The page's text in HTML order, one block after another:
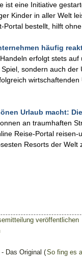
ist eine Initiative
Kinder in aller Welt
bestellt, hilft
häufig
erfolgt stets
sondern auch
Urlaub macht:
an traumhaften
Reise-Portal
Resorts der Welt
veröffentlichen
Das Original (So fing es